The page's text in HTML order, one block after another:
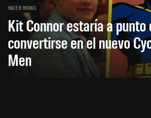
HACE 8 HORAS
Kit Connor estaría a punto
convertirse en el nuevo
Men